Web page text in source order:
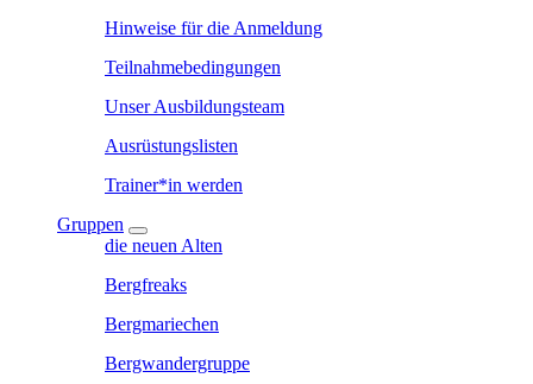
Hinweise für die Anmeldung
Teilnahmebedingungen
Unser Ausbildungsteam
Ausrüstungslisten
Trainer*in werden
Gruppen
die neuen Alten
Bergfreaks
Bergmariechen
Bergwandergruppe